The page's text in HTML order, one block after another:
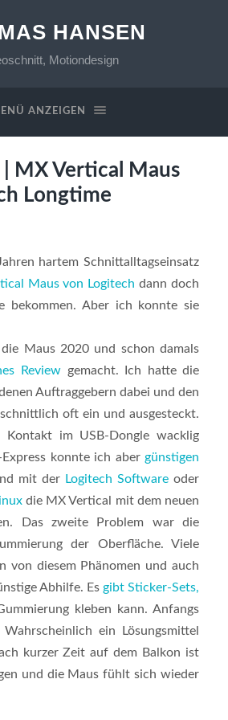
HANSEN
Motiondesign
ANZEIGEN
| MX Vertical Maus
Longtime
hartem Schnittalltagseinsatz
Maus von Logitech dann doch
bekommen. Aber ich konnte sie
Maus 2020 und schon damals
Review gemacht. Ich hatte die
Auftraggebern dabei und den
oft ein und ausgesteckt.
Kontakt im USB-Dongle wacklig
konnte ich aber günstigen
mit der Logitech Software oder
die MX Vertical mit dem neuen
Das zweite Problem war die
der Oberfläche. Viele
von diesem Phänomen und auch
Abhilfe. Es gibt Sticker-Sets,
kleben kann. Anfangs
ein Lösungsmittel
kurzer Zeit auf dem Balkon ist
und die Maus fühlt sich wieder